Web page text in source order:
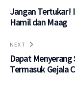
Jangan Tertukar!
Hamil dan Maag
NEXT
Dapat
Termasuk Gejala